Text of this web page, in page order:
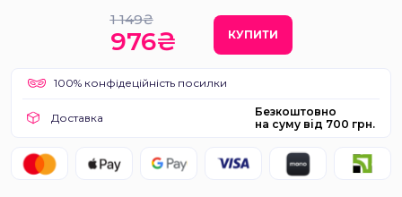
1 149₴
976₴ КУПИТИ
100% конфідеційність посилки
Доставка
Безкоштовно
на суму від 700 грн.